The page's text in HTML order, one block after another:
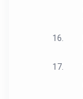
16.
17.